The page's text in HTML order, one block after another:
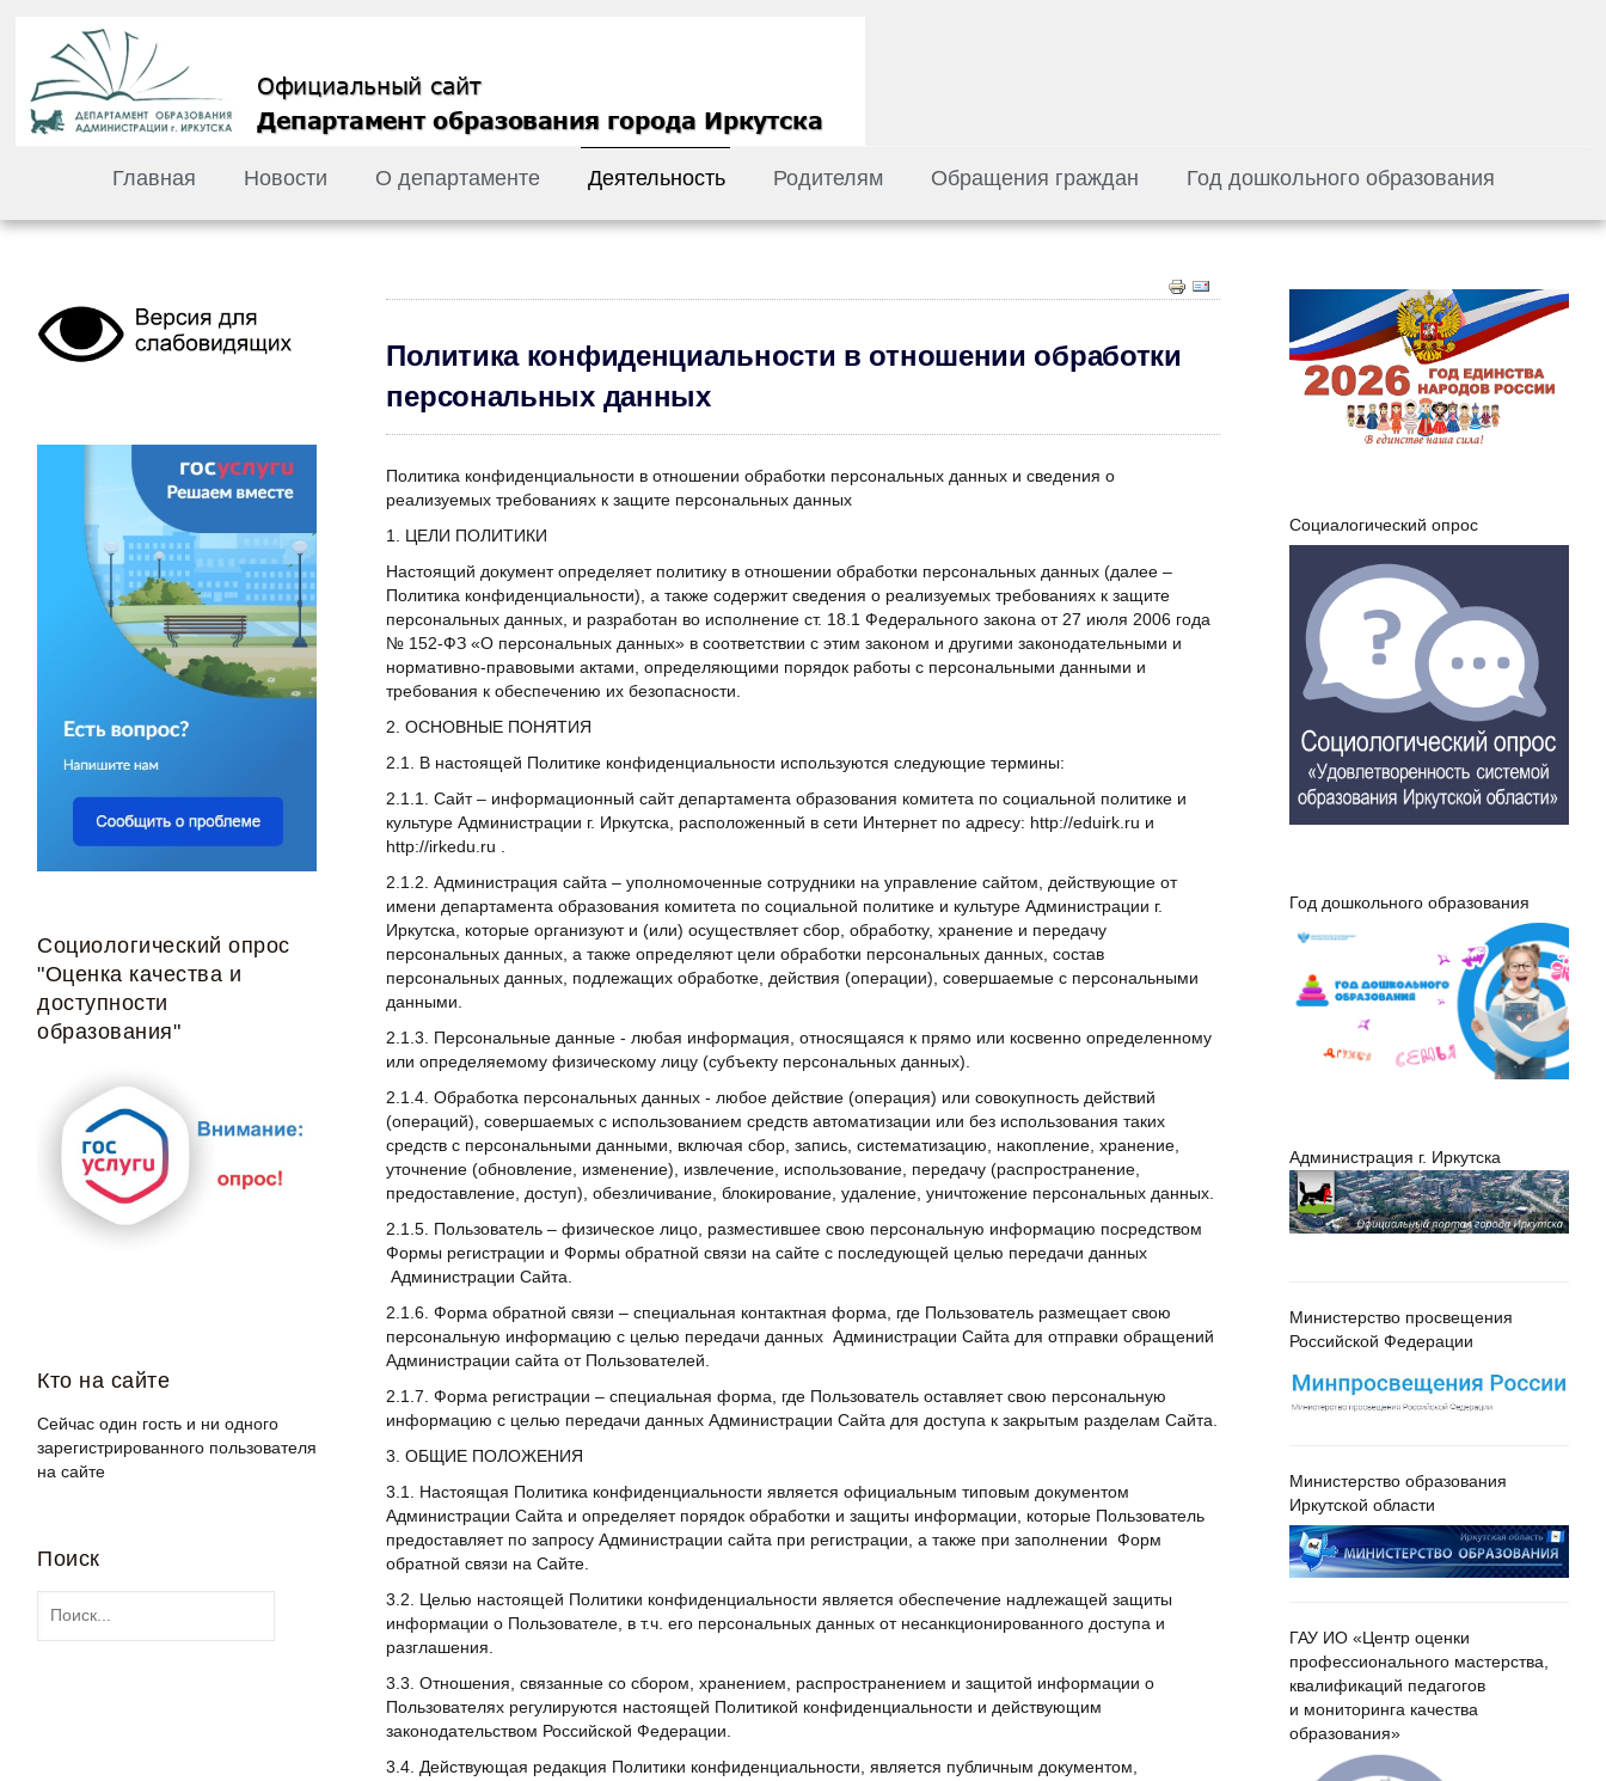
Главная Новости О департаменте Деятельность Родителям Обращения граждан Год дошкольного образования
Социологический опрос
"Оценка качества и
доступности
образования"
Кто на сайте
Сейчас один гость и ни одного
зарегистрированного пользователя
на сайте
Поиск
Социалогический опрос
Год дошкольного образования
Администрация г. Иркутска
Министерство просвещения
Российской Федерации
Министерство образования
Иркутской области
ГАУ ИО «Центр оценки
профессионального мастерства,
квалификаций педагогов
и мониторинга качества
образования»
Политика конфиденциальности в отношении обработки
персональных данных
Политика конфиденциальности в отношении обработки персональных данных и сведения о
реализуемых требованиях к защите персональных данных
1. ЦЕЛИ ПОЛИТИКИ
Настоящий документ определяет политику в отношении обработки персональных данных (далее –
Политика конфиденциальности), а также содержит сведения о реализуемых требованиях к защите
персональных данных, и разработан во исполнение ст. 18.1 Федерального закона от 27 июля 2006 года
№ 152-ФЗ «О персональных данных» в соответствии с этим законом и другими законодательными и
нормативно-правовыми актами, определяющими порядок работы с персональными данными и
требования к обеспечению их безопасности.
2. ОСНОВНЫЕ ПОНЯТИЯ
2.1. В настоящей Политике конфиденциальности используются следующие термины:
2.1.1. Сайт – информационный сайт департамента образования комитета по социальной политике и
культуре Администрации г. Иркутска, расположенный в сети Интернет по адресу: http://eduirk.ru и
http://irkedu.ru .
2.1.2. Администрация сайта – уполномоченные сотрудники на управление сайтом, действующие от
имени департамента образования комитета по социальной политике и культуре Администрации г.
Иркутска, которые организуют и (или) осуществляет сбор, обработку, хранение и передачу
персональных данных, а также определяют цели обработки персональных данных, состав
персональных данных, подлежащих обработке, действия (операции), совершаемые с персональными
данными.
2.1.3. Персональные данные - любая информация, относящаяся к прямо или косвенно определенному
или определяемому физическому лицу (субъекту персональных данных).
2.1.4. Обработка персональных данных - любое действие (операция) или совокупность действий
(операций), совершаемых с использованием средств автоматизации или без использования таких
средств с персональными данными, включая сбор, запись, систематизацию, накопление, хранение,
уточнение (обновление, изменение), извлечение, использование, передачу (распространение,
предоставление, доступ), обезличивание, блокирование, удаление, уничтожение персональных данных.
2.1.5. Пользователь – физическое лицо, разместившее свою персональную информацию посредством
Формы регистрации и Формы обратной связи на сайте с последующей целью передачи данных
Администрации Сайта.
2.1.6. Форма обратной связи – специальная контактная форма, где Пользователь размещает свою
персональную информацию с целью передачи данных Администрации Сайта для отправки обращений
Администрации сайта от Пользователей.
2.1.7. Форма регистрации – специальная форма, где Пользователь оставляет свою персональную
информацию с целью передачи данных Администрации Сайта для доступа к закрытым разделам Сайта.
3. ОБЩИЕ ПОЛОЖЕНИЯ
3.1. Настоящая Политика конфиденциальности является официальным типовым документом
Администрации Сайта и определяет порядок обработки и защиты информации, которые Пользователь
предоставляет по запросу Администрации сайта при регистрации, а также при заполнении Форм
обратной связи на Сайте.
3.2. Целью настоящей Политики конфиденциальности является обеспечение надлежащей защиты
информации о Пользователе, в т.ч. его персональных данных от несанкционированного доступа и
разглашения.
3.3. Отношения, связанные со сбором, хранением, распространением и защитой информации о
Пользователях регулируются настоящей Политикой конфиденциальности и действующим
законодательством Российской Федерации.
3.4. Действующая редакция Политики конфиденциальности, является публичным документом,